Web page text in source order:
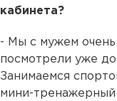
кабинета?
- Мы с мужем
посмотрели уже
Занимаемся
мини-тренажерный